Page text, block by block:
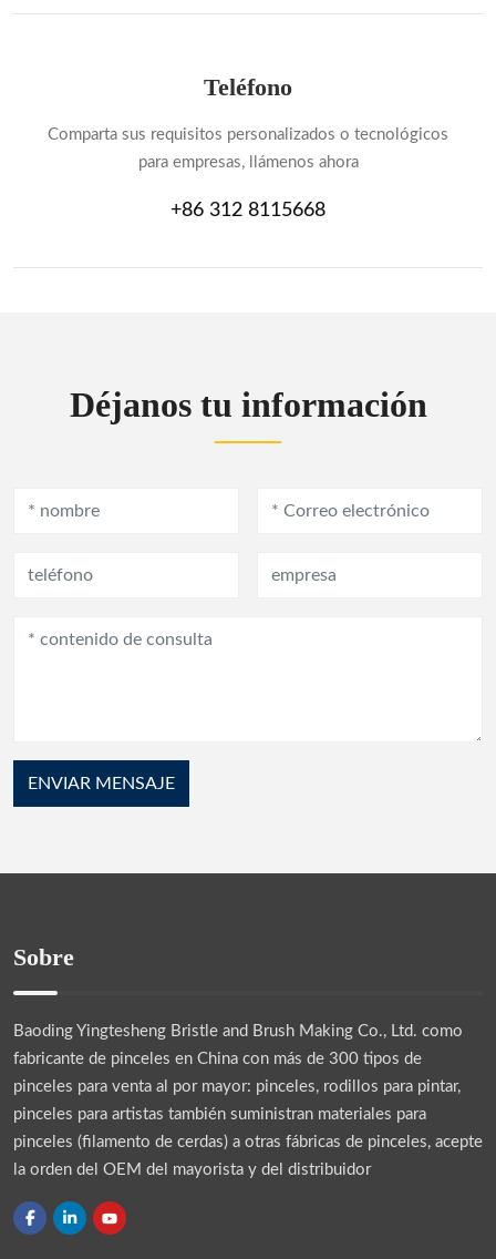
Teléfono
Comparta sus requisitos personalizados o tecnológicos
para empresas, llámenos ahora
+86 312 8115668
Déjanos tu información
ENVIAR MENSAJE
Sobre
Baoding Yingtesheng Bristle and Brush Making Co., Ltd. como
fabricante de pinceles en China con más de 300 tipos de
pinceles para venta al por mayor: pinceles, rodillos para pintar,
pinceles para artistas también suministran materiales para
pinceles (filamento de cerdas) a otras fábricas de pinceles, acepte
la orden del OEM del mayorista y del distribuidor